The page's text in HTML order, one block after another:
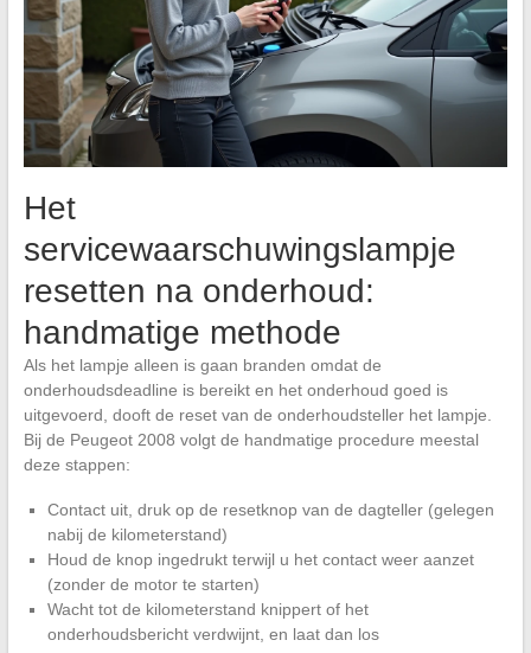
Het
servicewaarschuwingslampje
resetten na onderhoud:
handmatige methode
Als het lampje alleen is gaan branden omdat de
onderhoudsdeadline is bereikt en het onderhoud goed is
uitgevoerd, dooft de reset van de onderhoudsteller het lampje.
Bij de Peugeot 2008 volgt de handmatige procedure meestal
deze stappen:
Contact uit, druk op de resetknop van de dagteller (gelegen
nabij de kilometerstand)
Houd de knop ingedrukt terwijl u het contact weer aanzet
(zonder de motor te starten)
Wacht tot de kilometerstand knippert of het
onderhoudsbericht verdwijnt, en laat dan los